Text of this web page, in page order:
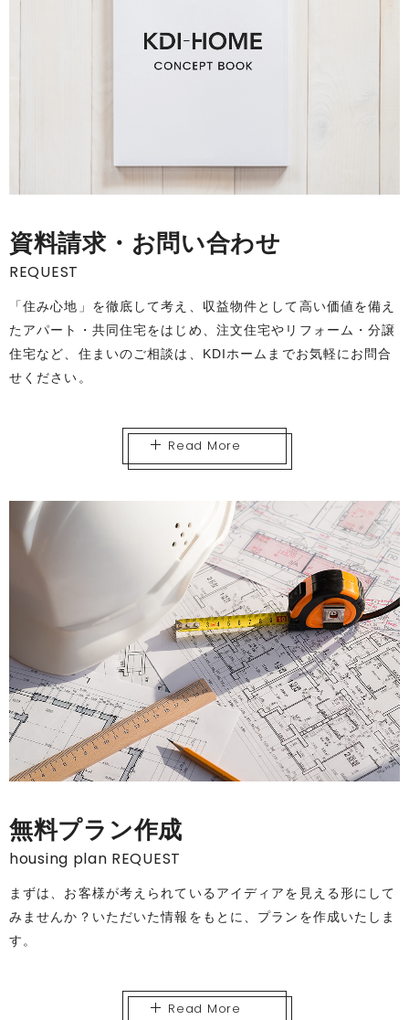
資料請求・お問い合わせ
REQUEST
「住み心地」を徹底して考え、収益物件として高い価値を備え
たアパート・共同住宅をはじめ、注文住宅やリフォーム・分譲
住宅など、住まいのご相談は、KDIホームまでお気軽にお問合
せください。
Read More
無料プラン作成
housing plan REQUEST
まずは、お客様が考えられているアイディアを見える形にして
みませんか？いただいた情報をもとに、プランを作成いたしま
す。
Read More